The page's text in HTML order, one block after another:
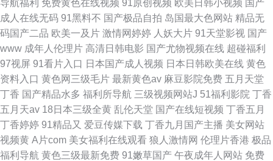
导航福利 免费黄色在线视频 91原创视频 欧美日韩小视频 国产
成人在线无码 91黑料不 国产极品自拍 岛国最大色网站 精品无
码国产二品 欧美一及片 激情网婷婷 人妖大片 91天堂影视 国产
www 成年人伦理片 高清日韩电影 国产尤物视频在线 超碰福利
97视屏 91看片入口 日本国产成人视频 日本日韩欧美在线 黄色
资料入口 黄色网三级毛片 最新黄色av 麻豆影院免费 五月天堂
丁香 国产精品水多 福利所导航 三级视频网站J 51福利影院 丁香
五月天av 18日本三级全黄 乱伦天堂 国产在线短视频 丁香五月
丁香婷婷 91精品又 爱豆传媒下载 丁香九月国产主播 美女网站
视频黄 A片com 美女福利在线观看 狼人激情网 伦理片香港 极品
福利导航 黄色三级最新免费 91嫩草国产 午夜成年人网站 免费